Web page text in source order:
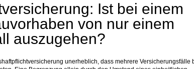
Ist bei einem
von nur einem
auszugehen?
unerheblich, dass mehrere Versicherungsfälle